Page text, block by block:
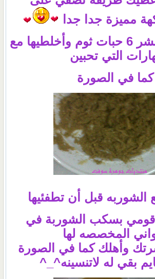
مميزة جدا جدا
وهي قومي ببشر 6 حبات ثوم وأخلطيها مع
التي تحبين
كما في الصورة
الشوربه قبل أن تطفئيها
قومي بسكب الشوربة في
المخصصه لها
وأهلك كما في الصورة
بقي له لاتنسينه^_^